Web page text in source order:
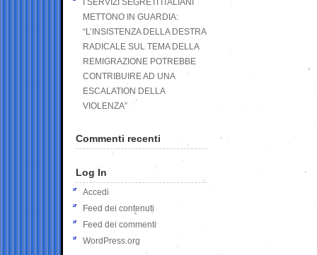
I SERVIZI SEGRETI ITALIANI
METTONO IN GUARDIA:
“L’INSISTENZA DELLA DESTRA
RADICALE SUL TEMA DELLA
REMIGRAZIONE POTREBBE
CONTRIBUIRE AD UNA
ESCALATION DELLA
VIOLENZA”
Commenti recenti
Log In
Accedi
Feed dei contenuti
Feed dei commenti
WordPress.org